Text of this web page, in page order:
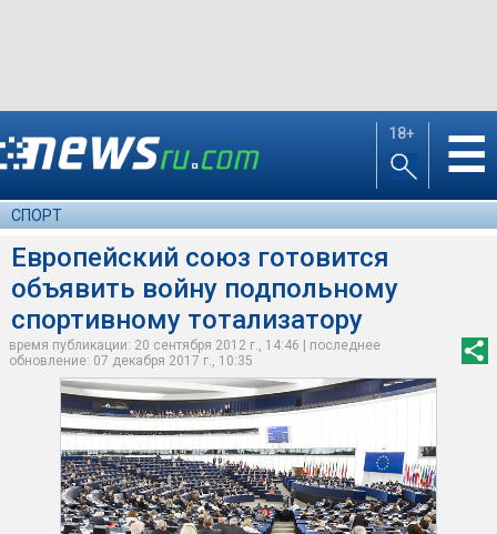
18+ ☰
СПОРТ
Европейский союз готовится
объявить войну подпольному
спортивному тотализатору
время публикации: 20 сентября 2012 г., 14:46 | последнее
обновление: 07 декабря 2017 г., 10:35